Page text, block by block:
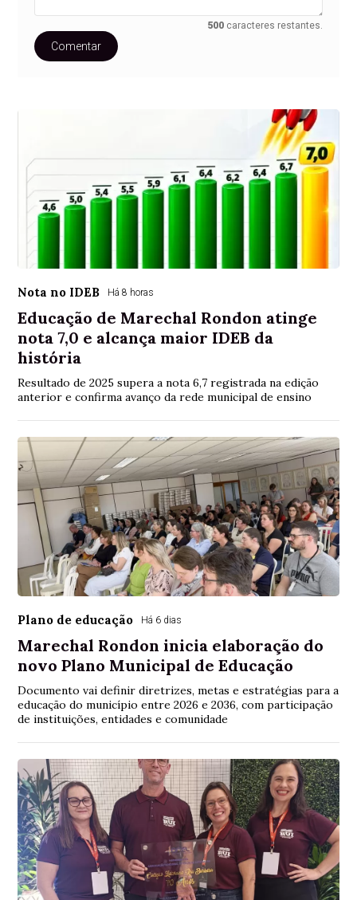
500 caracteres restantes.
Comentar
Nota no IDEB Há 8 horas
Educação de Marechal Rondon atinge
nota 7,0 e alcança maior IDEB da
história
Resultado de 2025 supera a nota 6,7 registrada na edição
anterior e confirma avanço da rede municipal de ensino
Plano de educação Há 6 dias
Marechal Rondon inicia elaboração do
novo Plano Municipal de Educação
Documento vai definir diretrizes, metas e estratégias para a
educação do município entre 2026 e 2036, com participação
de instituições, entidades e comunidade